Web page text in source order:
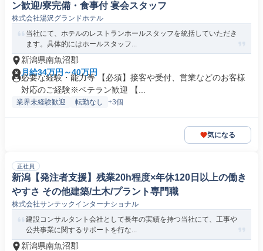
ン歓迎/寮完備・食事付 宴会スタッフ
株式会社湯沢グランドホテル
当社にて、ホテルのレストランホールスタッフを統括していただき
ます。具体的にはホールスタッフ...
新潟県南魚沼郡
月給34万円～40万円
必要な経験・能力等 【必須】接客や受付、営業などのお客様
対応のご経験※ベテラン歓迎 【...
業界未経験歓迎 転勤なし +3個
気になる
正社員
新潟【発注者支援】残業20h程度×年休120日以上の働き
やすさ その他建築/土木/プラント専門職
株式会社サンテックインターナショナル
建設コンサルタント会社として長年の実績を持つ当社にて、工事や
公共事業に関するサポートを行な...
新潟県南魚沼郡